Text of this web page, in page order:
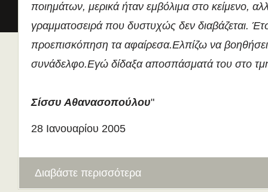
ποιημάτων, μερικά ήταν εμβόλιμα στο κείμενο,
γραμματοσειρά που δυστυχώς δεν διαβάζεται.
προεπισκόπηση τα αφαίρεσα.Ελπίζω να
συνάδελφο.Εγώ δίδαξα αποσπάσματά του στο
Σίσσυ Αθανασοπούλου"
28 Ιανουαρίου 2005
Διαβάστε περισσότερα
το πιστοποιητικό επιπέδου Γ2
Πρώτο Διεθνές Συνέδριο
Νεοελληνικών Σπουδών
Εδώ Πολυτεχνείο!